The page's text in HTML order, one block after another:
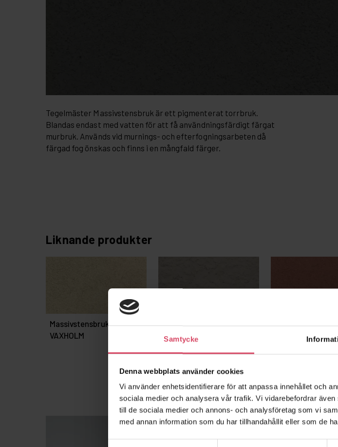
Samtycke
Denna webbplats använder cookies
Vi använder enhetsidentifierare för att anpassa innehållet och
sociala medier och analysera vår trafik. Vi vidarebefordrar
till de sociala medier och annons- och analysföretag som vi
med annan information som du har tillhandahållit eller som de
Tegelmäster Massivstensbruk är ett pigmenterat torrbruk.
Blandas endast med vatten för att få användningsfärdigt färgat
murbruk. Används vid murnings- och efterfogningsarbeten då
färgad fog önskas och finns i en mångfald färger.
Liknande produkter
Massivstensbruk M2,5 –
VAXHOLM
Bålsta 345
Massivstensbruk
KVARNBYN